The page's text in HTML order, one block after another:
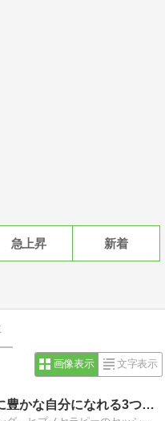
急上昇 新着
画像表示 文字表示
潜在意識を書き換えて、楽に豊かな自分になれる3つの法則